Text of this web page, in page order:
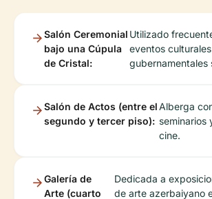
Salón Ceremonial
bajo una Cúpula
de Cristal:
Utilizado
eventos
gubernamentales
Salón de Actos (entre el
segundo y tercer piso):
Alberga
seminarios
cine.
Galería de
Arte (cuarto
Dedicada a
de arte azerbaiyano